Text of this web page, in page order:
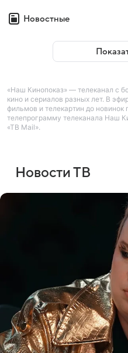
Новостные
«Наш Кинопоказ» — телеканал с
кино и сериалов разных лет. В
фильмов и телекартин до новинок
телепрограмму телеканала Наш
«ТВ Mail».
Новости ТВ